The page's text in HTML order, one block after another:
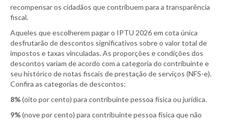
recompensar os cidadãos que contribuem para a transparência
fiscal.
Aqueles que escolherem pagar o IPTU 2026 em cota única
desfrutarão de descontos significativos sobre o valor total de
impostos e taxas vinculadas. As proporções e condições dos
descontos variam de acordo com a categoria do contribuinte e
seu histórico de notas fiscais de prestação de serviços (NFS-e).
Confira as categorias de descontos:
8%(oito por cento) para contribuinte pessoa física ou jurídica.
9%(nove por cento) para contribuinte pessoa física que não